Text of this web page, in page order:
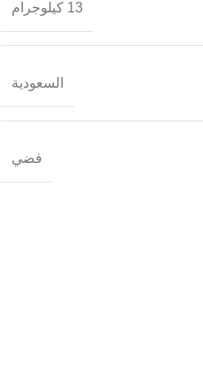
13 كيلوجرام
السعودية
فضي